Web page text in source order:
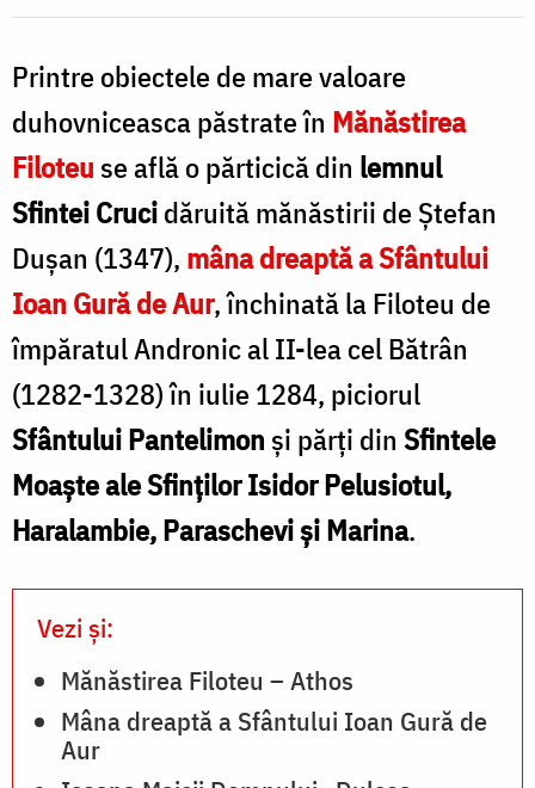
Printre obiectele de mare valoare
duhovniceasca păstrate în Mănăstirea
Filoteuse află o părticică din lemnul
Sfintei Crucidăruită mănăstirii de Ştefan
Duşan (1347), mâna dreaptă a Sfântului
Ioan Gură de Aur, închinată la Filoteu de
împăratul Andronic al II-lea cel Bătrân
(1282-1328) în iulie 1284, piciorul
Sfântului Pantelimonşi părţi din Sfintele
Moaşte ale Sfinţilor Isidor Pelusiotul,
Haralambie, Paraschevi şi Marina.
Vezi și:
Mănăstirea Filoteu – Athos
Mâna dreaptă a Sfântului Ioan Gură de
Aur